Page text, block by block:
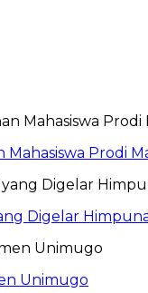
Mahasiswa Prodi
Digelar
Unimugo